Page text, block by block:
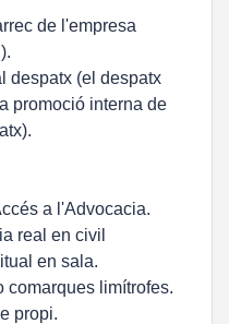
de l'empresa
despatx (el despatx
promoció interna de
a l'Advocacia.
real en civil
en sala.
comarques limítrofes.
propi.